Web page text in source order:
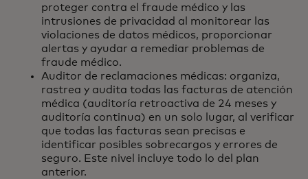
proteger contra el fraude médico y las
intrusiones de privacidad al monitorear las
violaciones de datos médicos, proporcionar
alertas y ayudar a remediar problemas de
fraude médico.
Auditor de reclamaciones médicas: organiza,
rastrea y audita todas las facturas de atención
médica (auditoría retroactiva de 24 meses y
auditoría continua) en un solo lugar, al verificar
que todas las facturas sean precisas e
identificar posibles sobrecargos y errores de
seguro. Este nivel incluye todo lo del plan
anterior.